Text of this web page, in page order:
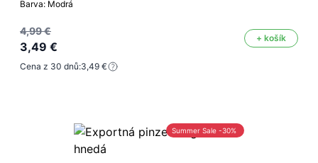
Barva: Modrá
4,99 €
3,49 €
+ košík
Cena z 30 dnů:3,49 €
Summer Sale -30%